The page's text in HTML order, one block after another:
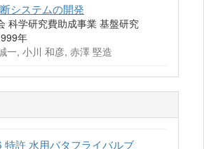
システムの開発
科学研究費助成事業 基盤研究
年
一, 小川 和彦, 赤澤 堅造
許 水用バタフライバルブ